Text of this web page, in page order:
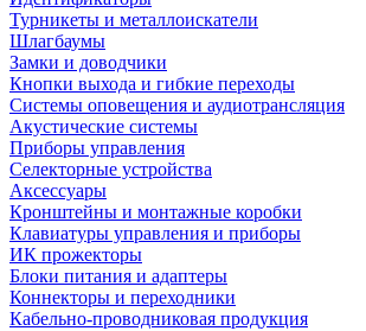
Турникеты и металлоискатели
Шлагбаумы
Замки и доводчики
Кнопки выхода и гибкие переходы
Системы оповещения и аудиотрансляция
Акустические системы
Приборы управления
Селекторные устройства
Аксессуары
Кронштейны и монтажные коробки
Клавиатуры управления и приборы
ИК прожекторы
Блоки питания и адаптеры
Коннекторы и переходники
Кабельно-проводниковая продукция